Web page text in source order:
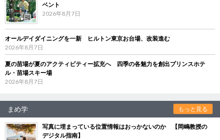
ベント
2026年8月7日
オールデイダイニングを一新 ヒルトン東京お台場、改装進む
2026年8月7日
夏の苗場が夏のアクティビティー拡充へ 四季の各魅力を創出プリンスホテ
ル・苗場スキー場
2026年8月7日
まめ学 もっと見る
写真に埋まっている位置情報はおっかないのか 【岡嶋教授の
デジタル指南】